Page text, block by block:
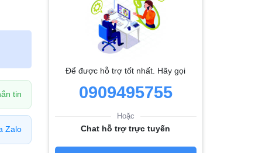
tin
Zalo
Để được hỗ trợ tốt nhất. Hãy gọi
0909495755
Hoặc
Chat hỗ trợ trực tuyến